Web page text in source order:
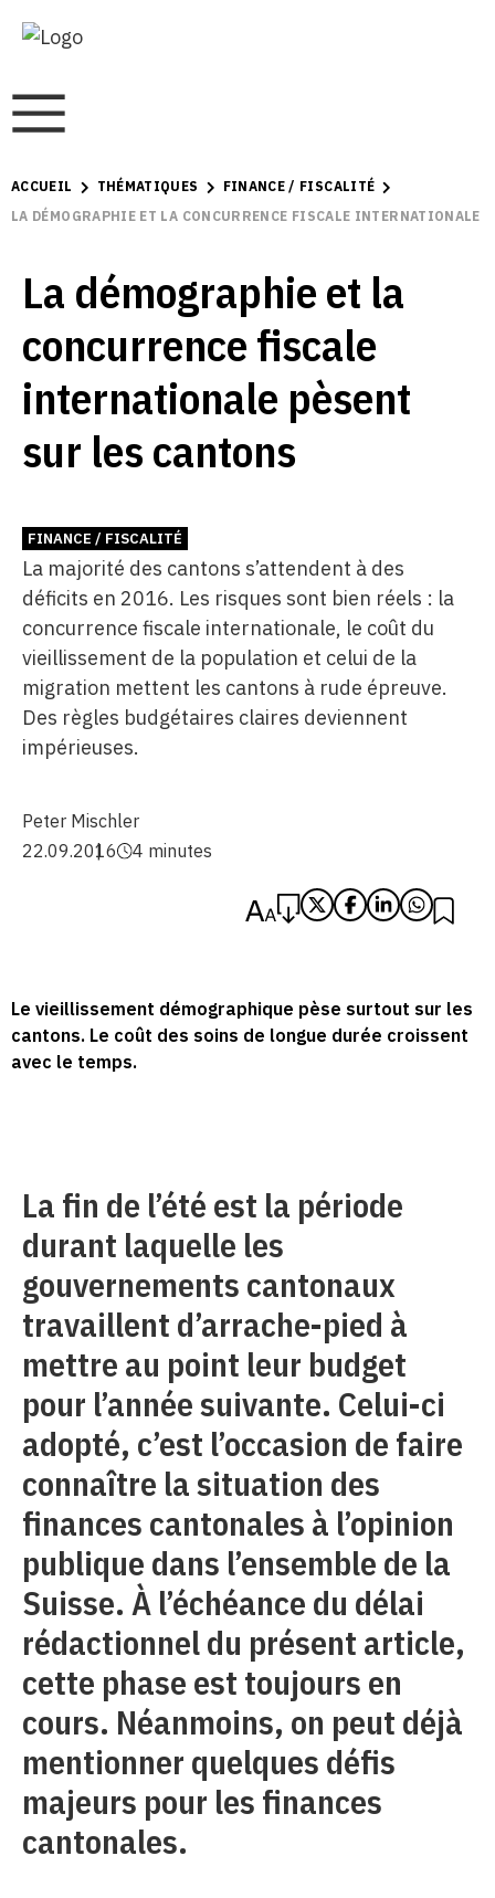
ACCUEIL THÉMATIQUES
FINANCE / FISCALITÉ
LA DÉMOGRAPHIE ET LA CONCURRENCE FISCALE INTERNATIONALE
La démographie et la
concurrence fiscale
internationale pèsent
sur les cantons
FINANCE / FISCALITÉ
La majorité des cantons s’attendent à des
déficits en 2016. Les risques sont bien réels : la
concurrence fiscale internationale, le coût du
vieillissement de la population et celui de la
migration mettent les cantons à rude épreuve.
Des règles budgétaires claires deviennent
impérieuses.
Peter Mischler
22.09.2016
4 minutes
Le vieillissement démographique pèse surtout sur les
cantons. Le coût des soins de longue durée croissent
avec le temps.
La fin de l’été est la période
durant laquelle les
gouvernements cantonaux
travaillent d’arrache-pied à
mettre au point leur budget
pour l’année suivante. Celui-ci
adopté, c’est l’occasion de faire
connaître la situation des
finances cantonales à l’opinion
publique dans l’ensemble de la
Suisse. À l’échéance du délai
rédactionnel du présent article,
cette phase est toujours en
cours. Néanmoins, on peut déjà
mentionner quelques défis
majeurs pour les finances
cantonales.